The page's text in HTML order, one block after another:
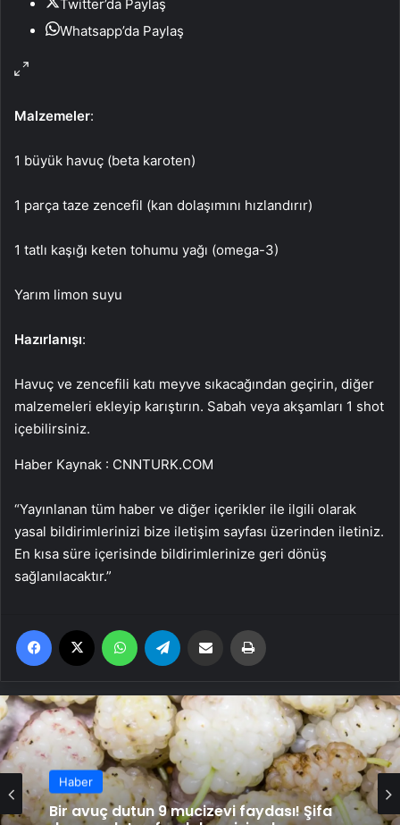
Twitter’da Paylaş
Whatsapp’da Paylaş
Malzemeler:
1 büyük havuç (beta karoten)
1 parça taze zencefil (kan dolaşımını hızlandırır)
1 tatlı kaşığı keten tohumu yağı (omega-3)
Yarım limon suyu
Hazırlanışı:
Havuç ve zencefili katı meyve sıkacağından geçirin, diğer
malzemeleri ekleyip karıştırın. Sabah veya akşamları 1 shot
içebilirsiniz.
Haber Kaynak : CNNTURK.COM
“Yayınlanan tüm haber ve diğer içerikler ile ilgili olarak
yasal bildirimlerinizi bize iletişim sayfası üzerinden iletiniz.
En kısa süre içerisinde bildirimlerinize geri dönüş
sağlanılacaktır.”
Facebook WhatsApp Email'den paylaş
Haber
Bir avuç dutun 9 mucizevi faydası! Şifa